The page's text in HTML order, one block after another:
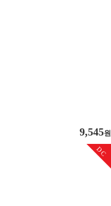
9,545원
DC